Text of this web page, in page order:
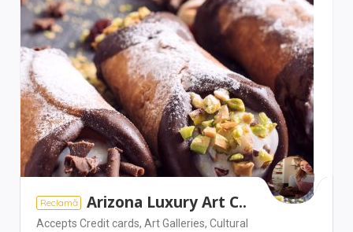
Reclamă Arizona Luxury Art C..
Accepts Credit cards, Art Galleries, Cultural